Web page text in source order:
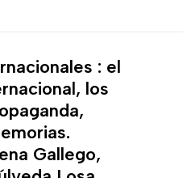
: el
los
Gallego,